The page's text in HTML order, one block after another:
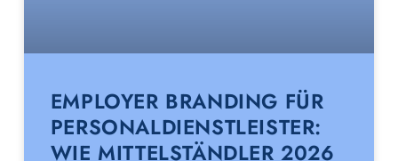
EMPLOYER BRANDING FÜR
PERSONALDIENSTLEISTER:
WIE MITTELSTÄNDLER 2026